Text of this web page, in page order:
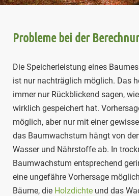
Probleme bei der
Die Speicherleistung eines Baumes
ist nur nachträglich möglich. Das
immer nur Rückblickend sagen,
wirklich gespeichert hat.
möglich, aber nur mit einer
das Baumwachstum hängt von
Wasser und Nährstoffe ab. In
Baumwachstum entsprechend
eine ungefähre Vorhersage
Bäume, die Holzdichte und das